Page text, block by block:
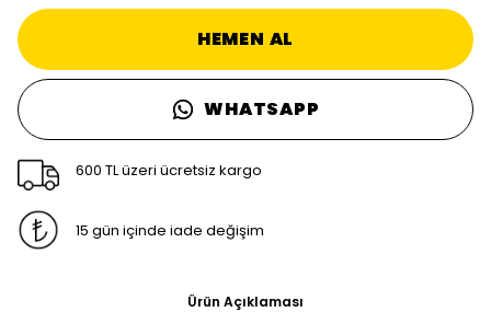
HEMEN AL
WHATSAPP
600 TL üzeri ücretsiz kargo
15 gün içinde iade değişim
Ürün Açıklaması